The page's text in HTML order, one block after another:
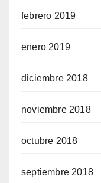
febrero 2019
enero 2019
diciembre 2018
noviembre 2018
octubre 2018
septiembre 2018